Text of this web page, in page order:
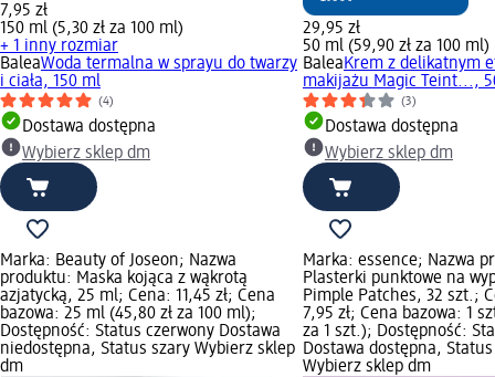
7,95 zł
150 ml (5,30 zł za 100 ml)
+ 1 inny rozmiar
BaleaWoda termalna w sprayu do twarzy
i ciała, 150 ml
(4)
Dostawa dostępna
Wybierz sklep dm
29,95 zł
50 ml (59,90 zł za 100 ml)
BaleaKrem z delikatnym
makijażu Magic Teint...,
(3)
Dostawa dostępna
Wybierz sklep dm
Marka: Beauty of Joseon; Nazwa
produktu: Maska kojąca z wąkrotą
azjatycką, 25 ml; Cena: 11,45 zł; Cena
bazowa: 25 ml (45,80 zł za 100 ml);
Dostępność: Status czerwony Dostawa
niedostępna, Status szary Wybierz sklep
dm
Marka: essence; Nazwa
Plasterki punktowe na
Pimple Patches, 32 szt.;
7,95 zł; Cena bazowa: 1
za 1 szt.); Dostępność:
Dostawa dostępna,
Wybierz sklep dm